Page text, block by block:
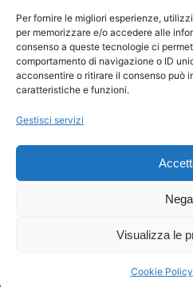
Per fornire le migliori esperienze,
per memorizzare e/o accedere alle
consenso a queste tecnologie ci
comportamento di navigazione o ID
acconsentire o ritirare il consenso può
caratteristiche e funzioni.
Gestisci servizi
Nega
Visualizza le
Cookie Policy
Vedi storico
© 2026Arredamento Vintage, Retrò
Partecipante al Programma di
potrebbero variare. Verifica sempre il
© 2026 Danilo Franceschini — Via